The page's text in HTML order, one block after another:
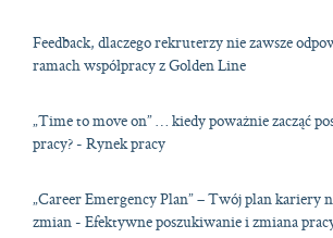
Feedback, dlaczego rekruterzy nie zawsze
ramach współpracy z Golden Line
„Time to move on” … kiedy poważnie zacząć
pracy? - Rynek pracy
„Career Emergency Plan” – Twój plan kariery
zmian - Efektywne poszukiwanie i zmiana